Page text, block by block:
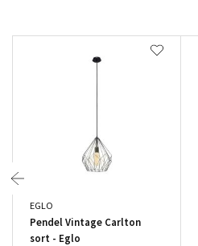
EGLO
Pendel Vintage Carlton
sort - Eglo